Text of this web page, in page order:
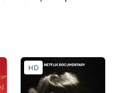
HD